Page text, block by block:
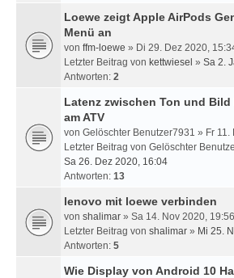
Loewe zeigt Apple AirPods
Menü an
von ffm-loewe » Di 29. Dez 2020,
Letzter Beitrag von kettwiesel » Sa 2.
Antworten: 2
Latenz zwischen Ton und
am ATV
von Gelöschter Benutzer7931 » Fr 11.
Letzter Beitrag von Gelöschter
Sa 26. Dez 2020, 16:04
Antworten: 13
lenovo mit loewe verbinden
von shalimar » Sa 14. Nov 2020, 19:56
Letzter Beitrag von shalimar » Mi 25.
Antworten: 5
Wie Display von Android 10